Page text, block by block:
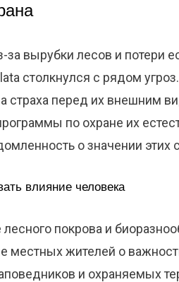
вырубки лесов и потери
столкнулся с рядом
страха перед их внешним
по охране их
о значении этих
влияние человека
покрова и
местных жителей о
и охраняемых